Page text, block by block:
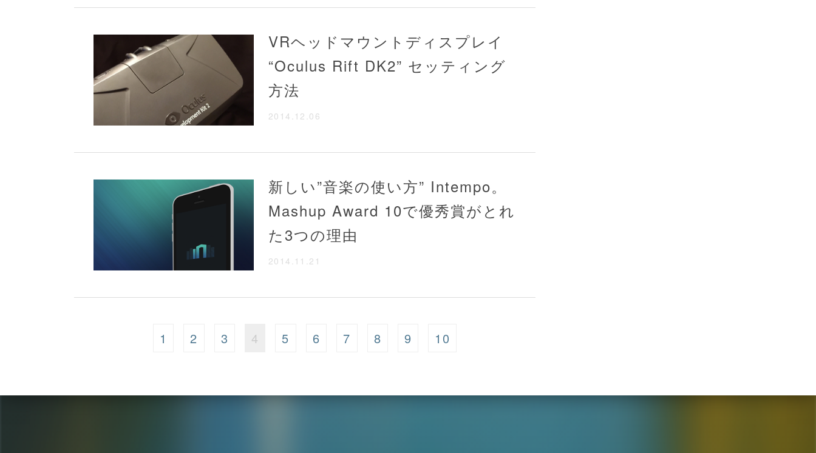
VRヘッドマウントディスプレイ
“Oculus Rift DK2” セッティング
方法
2014.12.06
新しい”音楽の使い方” Intempo。
Mashup Award 10で優秀賞がとれ
た3つの理由
2014.11.21
1 2 3 4 5 6 7 8 9 10